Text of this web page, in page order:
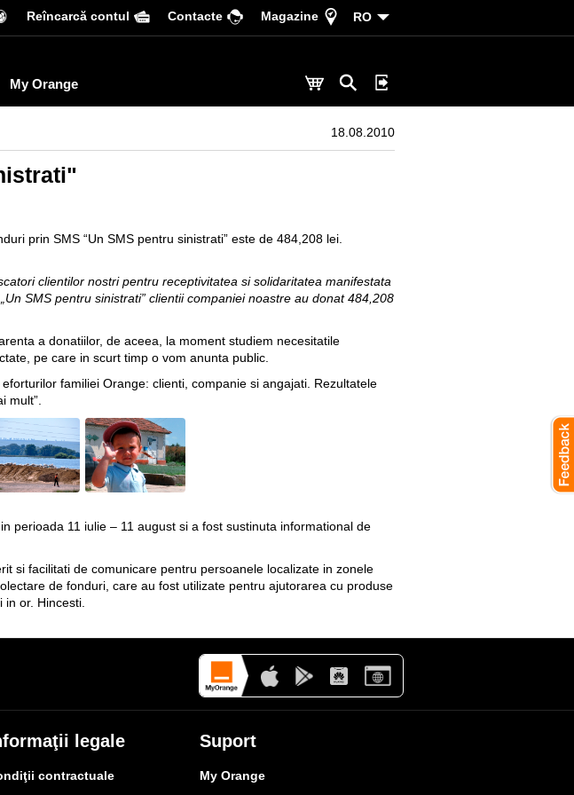
Reîncarcă contul Сontacte Magazine RO
My Orange
18.08.2010
prin SMS “Un SMS pentru sinistrati” este de 484,208 lei.
clientilor nostri pentru receptivitatea si solidaritatea manifestata
SMS pentru sinistrati” clientii companiei noastre au donat 484,208
a donatiilor, de aceea, la moment studiem necesitatile
pe care in scurt timp o vom anunta public.
familiei Orange: clienti, companie si angajati. Rezultatele
mult”.
perioada 11 iulie – 11 august si a fost sustinuta informational de
si facilitati de comunicare pentru persoanele localizate in zonele
de fonduri, care au fost utilizate pentru ajutorarea cu produse
or. Hincesti.
legale
contractuale
Suport
My Orange